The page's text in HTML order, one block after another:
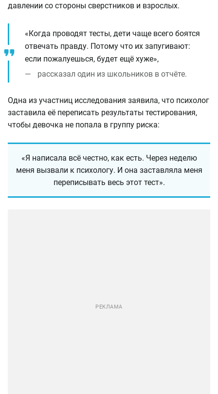
давлении со стороны сверстников и взрослых.
«Когда проводят тесты, дети чаще всего боятся
отвечать правду. Потому что их запугивают:
если пожалуешься, будет ещё хуже»,
рассказал один из школьников в отчёте.
Одна из участниц исследования заявила, что психолог
заставила её переписать результаты тестирования,
чтобы девочка не попала в группу риска:
«Я написала всё честно, как есть. Через неделю
меня вызвали к психологу. И она заставляла меня
переписывать весь этот тест».